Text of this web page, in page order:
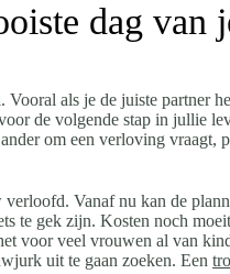
dag van
Vooral als je de juiste
de volgende stap in jullie
om een verloving
Vanaf nu kan de
te gek zijn. Kosten noch
voor veel vrouwen al van
uit te gaan zoeken. Een